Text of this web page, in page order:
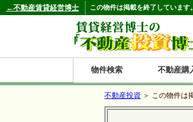
この物件は掲載を終了しています
物件検索 不動産購
←不動産賃貸経営博士
不動産投資 ＞ この物件は